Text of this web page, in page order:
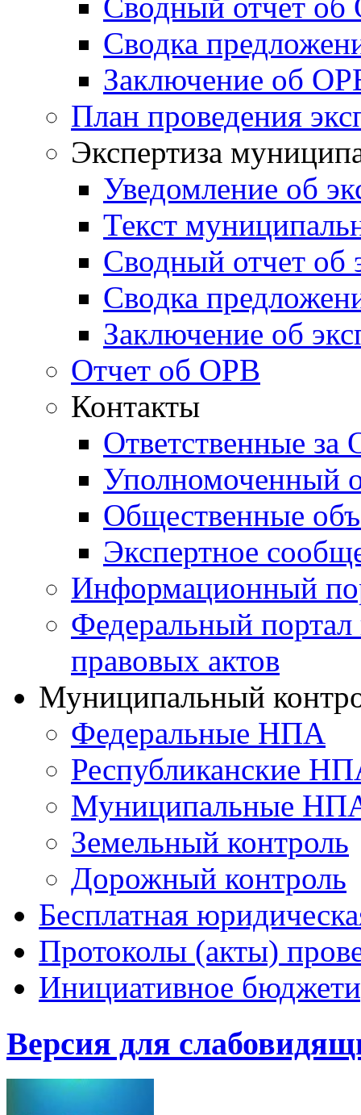
Сводный отчет
Сводка
Заключение об
План проведения
Экспертиза
Уведомление об
Текст
Сводный отчет об
Сводка
Заключение об
Отчет об ОРВ
Контакты
Ответственные
Уполномоченный
Общественные
Экспертное
Информационный
Федеральный
правовых актов
Муниципальный
Федеральные НПА
Республиканские
Муниципальные
Земельный контроль
Дорожный контроль
Бесплатная
Протоколы (акты)
Инициативное
Версия для